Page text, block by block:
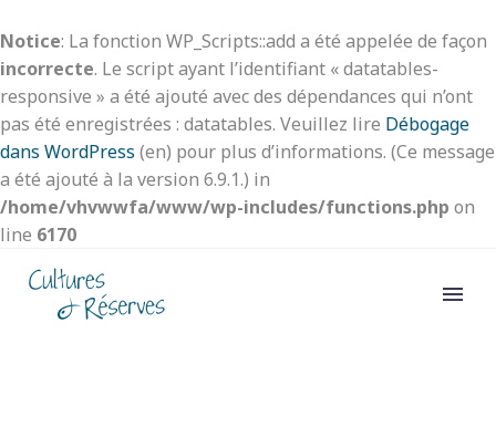
Notice: La fonction WP_Scripts::add a été appelée de façon
incorrecte. Le script ayant l’identifiant « datatables-
responsive » a été ajouté avec des dépendances qui n’ont
pas été enregistrées : datatables. Veuillez lire Débogage
dans WordPress (en) pour plus d’informations. (Ce message
a été ajouté à la version 6.9.1.) in
/home/vhvwwfa/www/wp-includes/functions.php on
line 6170